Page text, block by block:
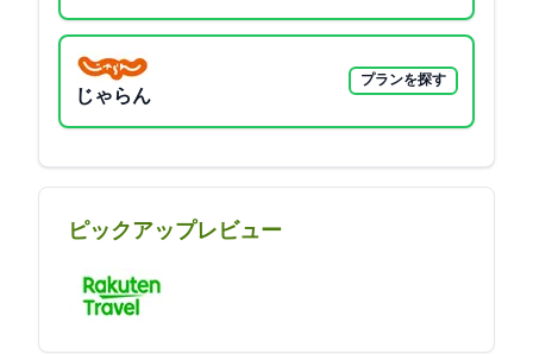
じゃらん
プランを探す
ピックアップレビュー